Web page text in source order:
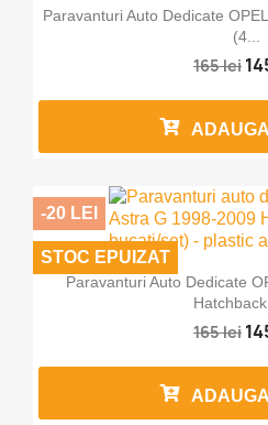
Paravanturi Auto Dedicate
(4...
165 lei
Paravanturi Auto Dedicate
Hatchback
165 lei
-20 LEI
STOC EPUIZAT